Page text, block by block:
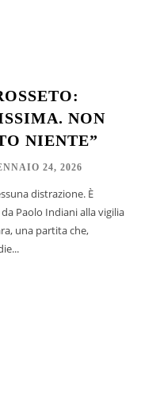
NON
NIENTE”
24, 2026
distrazione. È
Paolo Indiani alla vigilia
una partita che,